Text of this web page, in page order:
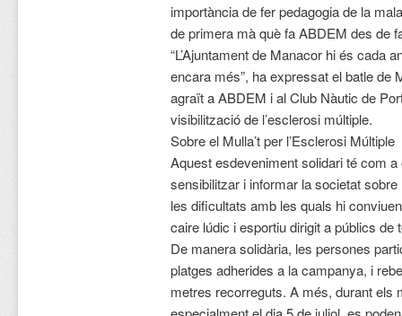
importància de fer pedagogia de la
de primera mà què fa ABDEM des de
“L’Ajuntament de Manacor hi és cada
encara més”, ha expressat el batle de
agraït a ABDEM i al Club Nàutic de
visibilització de l’esclerosi múltiple.
Sobre el Mulla’t per l’Esclerosi Múltiple
Aquest esdeveniment solidari té com
sensibilitzar i informar la societat
les dificultats amb les quals hi
caire lúdic i esportiu dirigit a públics de
De manera solidària, les persones
platges adherides a la campanya, i
metres recorreguts. A més, durant els